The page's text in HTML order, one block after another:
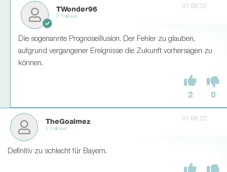
TWonder96
2 Follower
01.06.22
Die sogenannte Prognoseillusion. Der Fehler zu glauben,
aufgrund vergangener Ereignisse die Zukunft vorhersagen zu
können.
2 0
TheGoalmez
0 Follower
01.06.22
Definitiv zu schlecht für Bayern.